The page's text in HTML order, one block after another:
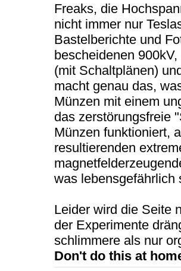
Freaks, die
nicht immer nur
Bastelberichte und
bescheidenen
(mit Schaltplänen)
macht genau das,
Münzen mit einem
das zerstörungsfreie
Münzen funktioniert,
resultierenden
was lebensgefährlich
Leider wird die Seite
der Experimente
schlimmere als nur
Don't do this at